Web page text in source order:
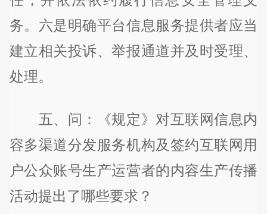
务。六是明确平台信息服务提供者应当
建立相关投诉、举报通道并及时受理、
处理。
五、问：《规定》对互联网信息内
容多渠道分发服务机构及签约互联网用
户公众账号生产运营者的内容生产传播
活动提出了哪些要求？